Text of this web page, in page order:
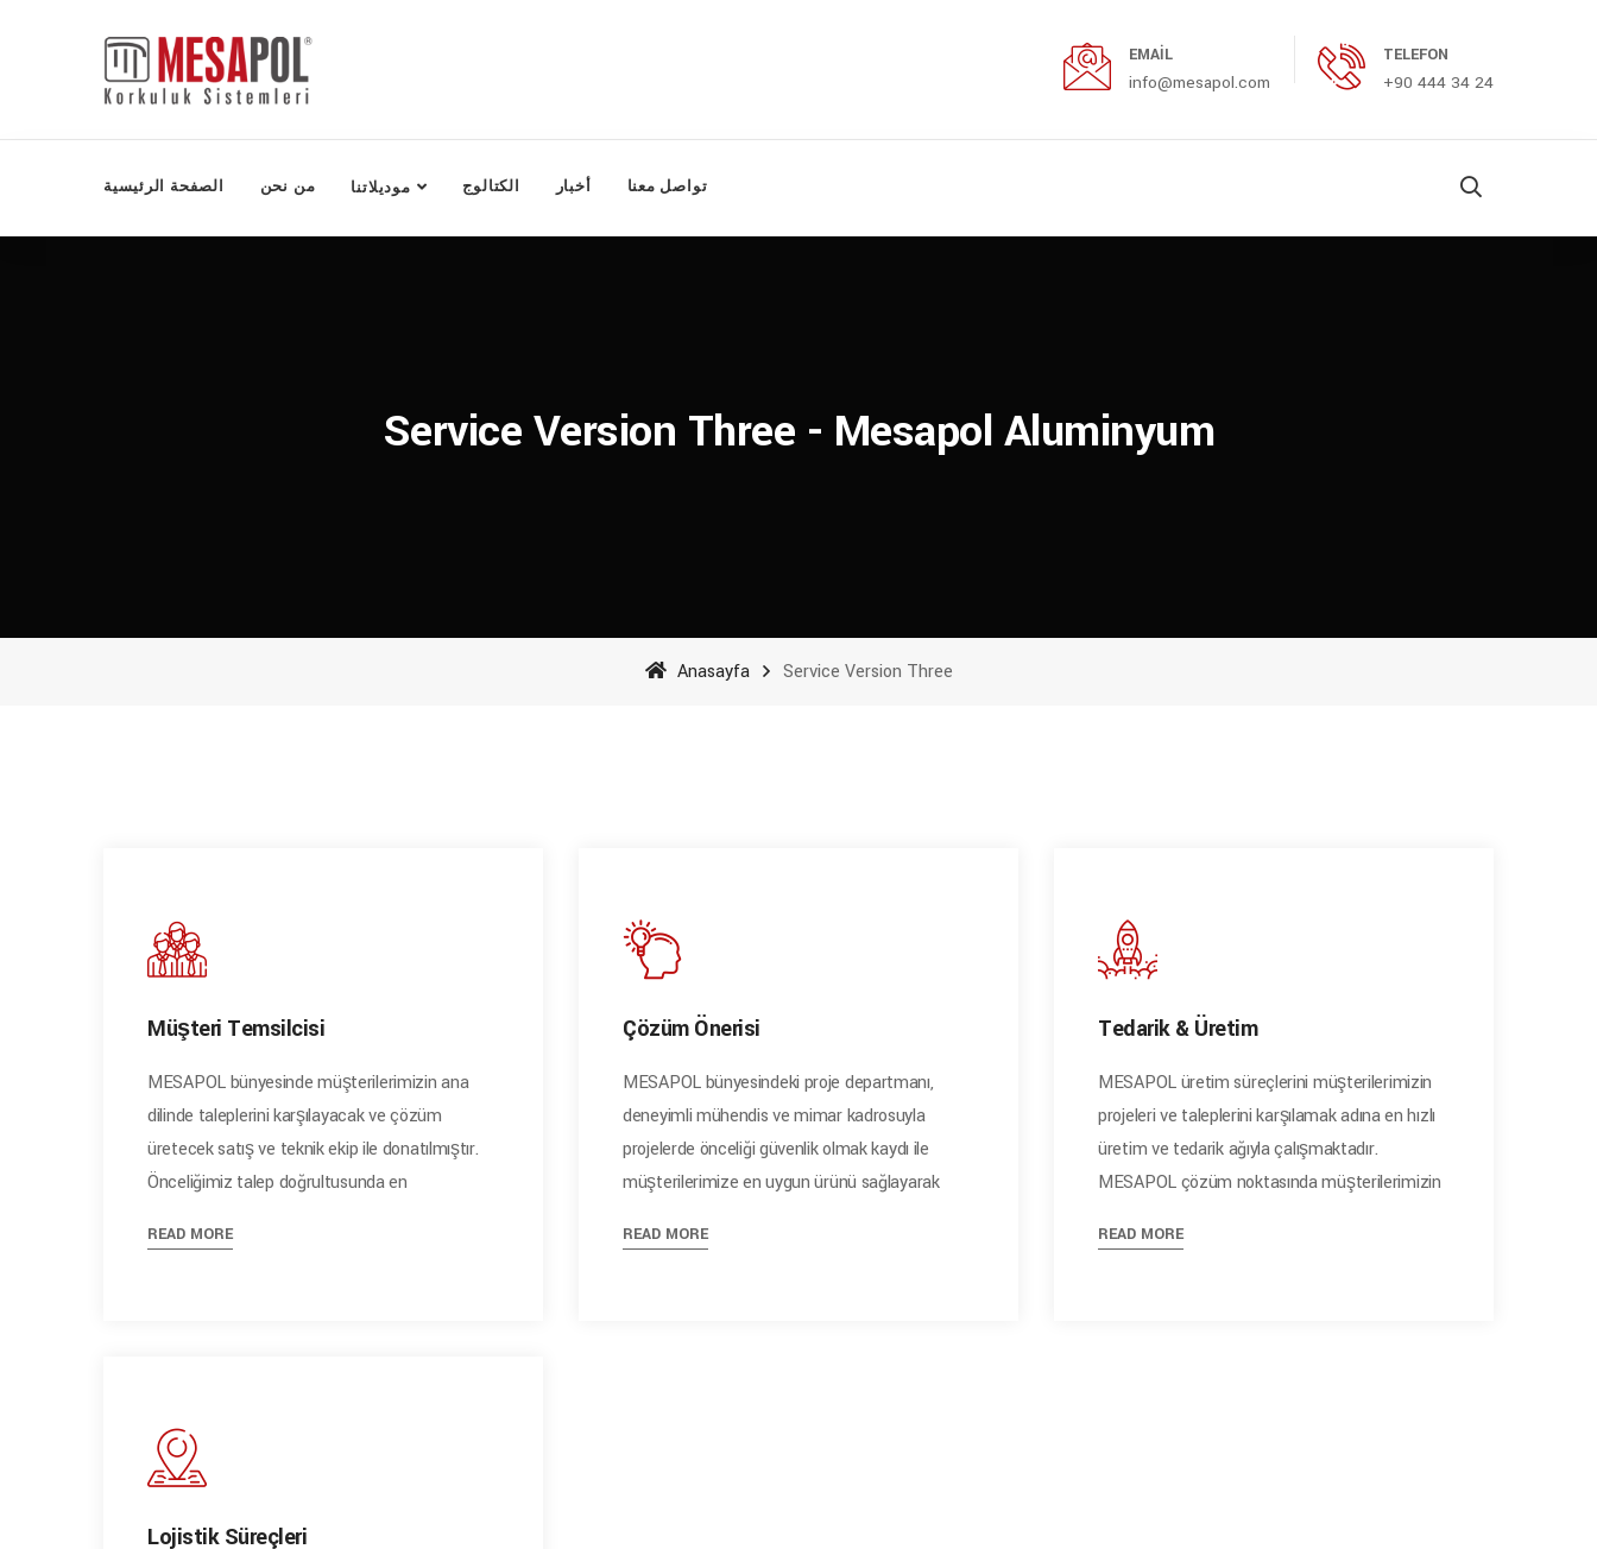
EMAIL
info@mesapol.com
TELEFON
+90 444 34 24
الصفحة الرئيسية من نحن موديلاتنا الكتالوج أخبار تواصل معنا
Service Version Three - Mesapol Aluminyum
Anasayfa Service Version Three
Müşteri Temsilcisi
MESAPOL bünyesinde müşterilerimizin ana
dilinde taleplerini karşılayacak ve çözüm
üretecek satış ve teknik ekip ile donatılmıştır.
Önceliğimiz talep doğrultusunda en
READ MORE
Çözüm Önerisi
MESAPOL bünyesindeki proje departmanı,
deneyimli mühendis ve mimar kadrosuyla
projelerde önceliği güvenlik olmak kaydı ile
müşterilerimize en uygun ürünü sağlayarak
READ MORE
Tedarik & Üretim
MESAPOL üretim süreçlerini müşterilerimizin
projeleri ve taleplerini karşılamak adına en hızlı
üretim ve tedarik ağıyla çalışmaktadır.
MESAPOL çözüm noktasında müşterilerimizin
READ MORE
Lojistik Süreçleri